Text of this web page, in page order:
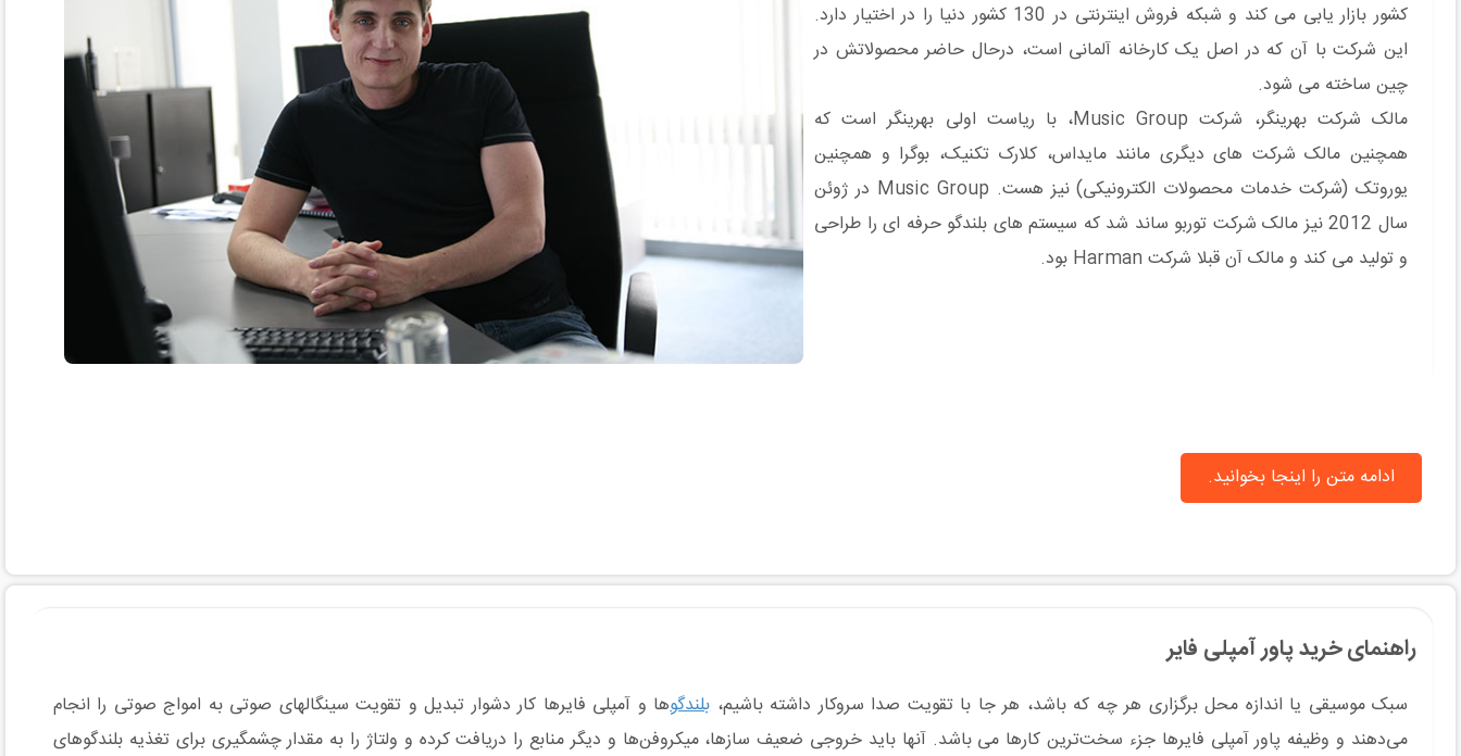
کشور بازار یابی می کند و شبکه فروش اینترنتی در 130 کشور دنیا را در اختیار دارد.
این شرکت با آن که در اصل یک کارخانه آلمانی است، درحال حاضر محصولاتش در
چین ساخته می شود.
مالک شرکت بهرینگر، شرکت Music Group، با ریاست اولی بهرینگر است که
همچنین مالک شرکت های دیگری مانند مایداس، کلارک تکنیک، بوگرا و همچنین
یوروتک (شرکت خدمات محصولات الکترونیکی) نیز هست. Music Group در ژوئن
سال 2012 نیز مالک شرکت توربو ساند شد که سیستم های بلندگو حرفه ای را طراحی
و تولید می کند و مالک آن قبلا شرکت Harman بود.
ادامه متن را اینجا بخوانید.
راهنمای خرید پاور آمپلی فایر
سبک موسیقی یا اندازه محل برگزاری هر چه که باشد، هر جا با تقویت صدا سروکار داشته باشیم،بلندگوها و آمپلی فایرها کار دشوار تبدیل و تقویت سینگالهای صوتی به امواج صوتی را انجام
می‌دهند و وظیفه پاور آمپلی فایرها جزء سخت‌ترین کارها می باشد. آنها باید خروجی ضعیف سازها، میکروفن‌ها و دیگر منابع را دریافت کرده و ولتاژ را به مقدار چشمگیری برای تغذیه بلندگوهای